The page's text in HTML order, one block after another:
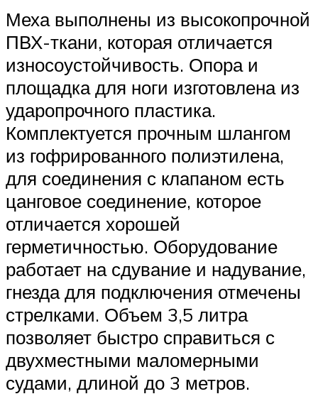
Меха выполнены из высокопрочной
ПВХ-ткани, которая отличается
износоустойчивость. Опора и
площадка для ноги изготовлена из
ударопрочного пластика.
Комплектуется прочным шлангом
из гофрированного полиэтилена,
для соединения с клапаном есть
цанговое соединение, которое
отличается хорошей
герметичностью. Оборудование
работает на сдувание и надувание,
гнезда для подключения отмечены
стрелками. Объем 3,5 литра
позволяет быстро справиться с
двухместными маломерными
судами, длиной до 3 метров.